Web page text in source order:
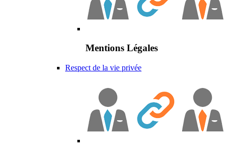
Mentions Légales
Respect de la vie privée